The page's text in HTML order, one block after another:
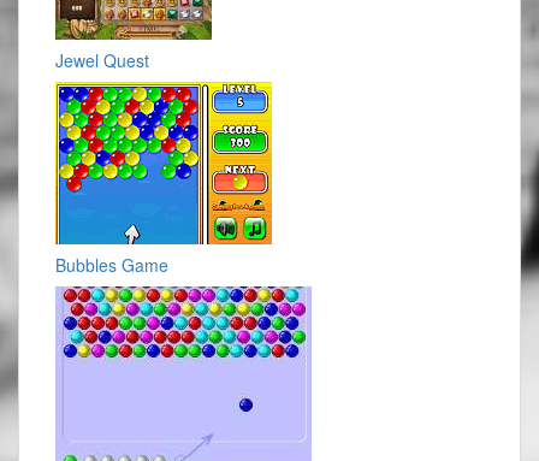
Jewel Quest
Bubbles Game